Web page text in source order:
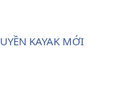
KAYAK MỚI